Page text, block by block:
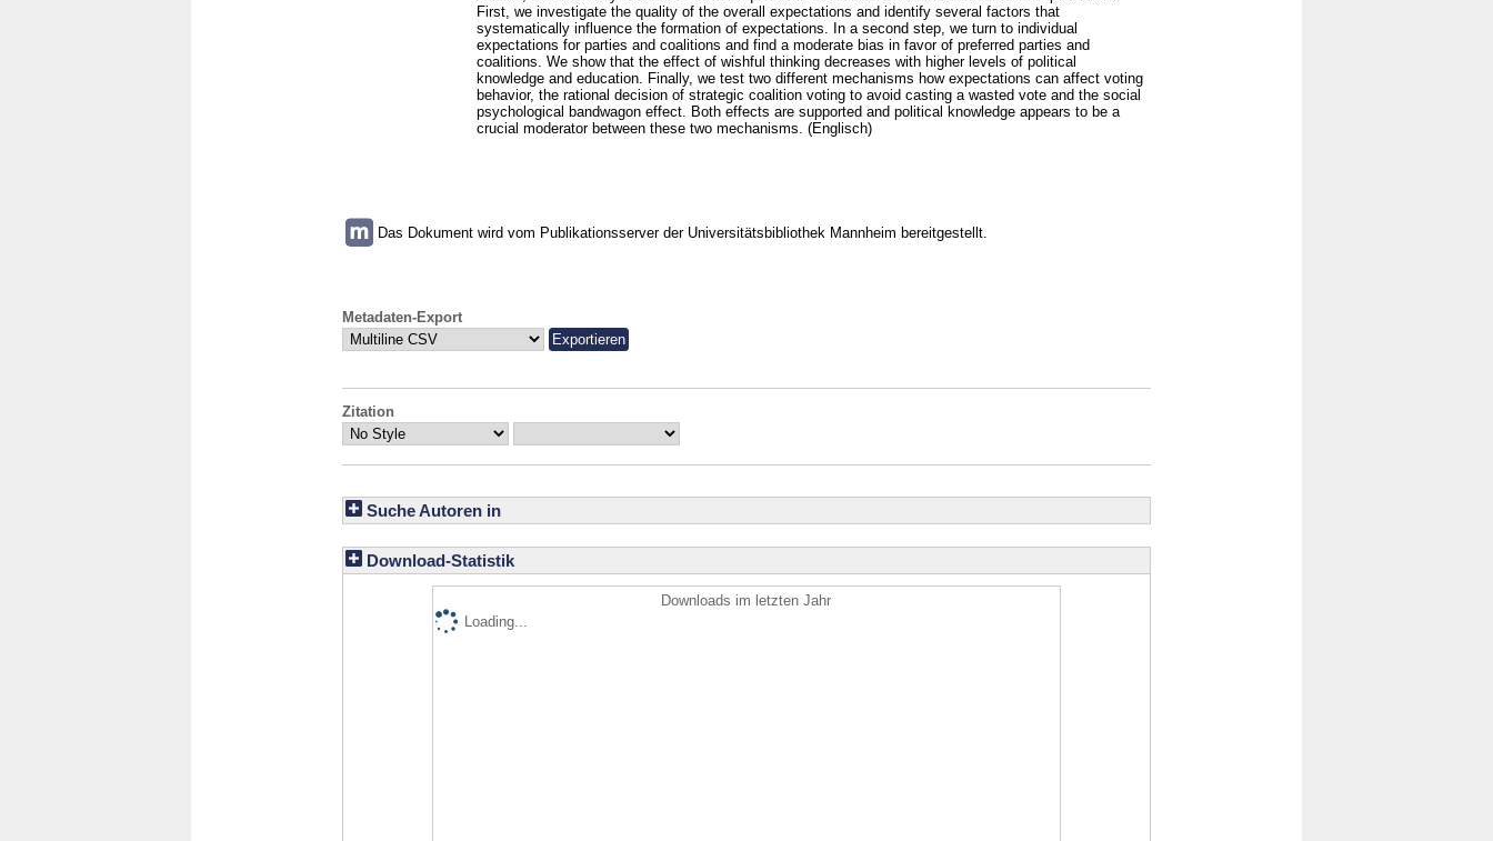
First, we investigate the quality of the overall expectations and identify several factors that
systematically influence the formation of expectations. In a second step, we turn to individual
expectations for parties and coalitions and find a moderate bias in favor of preferred parties and
coalitions. We show that the effect of wishful thinking decreases with higher levels of political
knowledge and education. Finally, we test two different mechanisms how expectations can affect voting
behavior, the rational decision of strategic coalition voting to avoid casting a wasted vote and the social
psychological bandwagon effect. Both effects are supported and political knowledge appears to be a
crucial moderator between these two mechanisms. (Englisch)
Das Dokument wird vom Publikationsserver der Universitätsbibliothek Mannheim bereitgestellt.
Metadaten-Export
Zitation
Suche Autoren in
Download-Statistik
Downloads im letzten Jahr
Loading...